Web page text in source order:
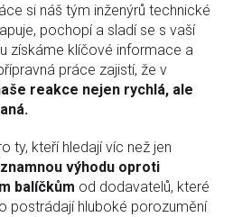
si náš tým inženýrů technické
pochopí a sladí se s vaší
získáme klíčové informace a
práce zajistí, že v
reakce nejen rychlá, ale
ty, kteří hledají víc než jen
výhodu oproti
balíčkům od dodavatelů, které
postrádají hluboké porozumění